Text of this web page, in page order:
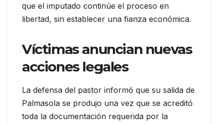
que el imputado continúe el proceso en
libertad, sin establecer una fianza económica.
Víctimas anuncian nuevas
acciones legales
La defensa del pastor informó que su salida de
Palmasola se produjo una vez que se acreditó
toda la documentación requerida por la